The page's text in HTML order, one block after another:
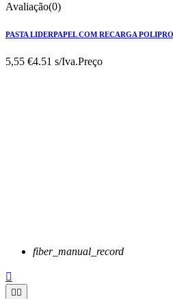
Avaliação(0)
PASTA LIDERPAPEL COM RECARGA
5,55 €4.51 s/Iva.Preço
fiber_manual_record

 